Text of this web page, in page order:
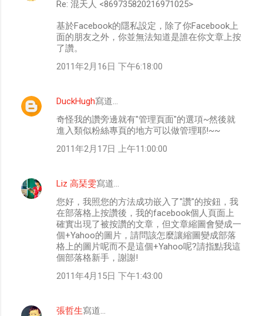
Re: 混天人 <869735820216971025>
基於Facebook的隱私設定，除了你Facebook上
面的朋友之外，你並無法知道是誰在你文章上按
了讚。
2011年2月16日 下午6:18:00
DuckHugh寫道…
奇怪我的讚旁邊就有"管理頁面"的選項~然後就
進入類似粉絲專頁的地方可以做管理耶!~~
2011年2月17日 上午11:00:00
Liz 高琹雯寫道…
您好，我照您的方法成功嵌入了"讚"的按鈕，我
在部落格上按讚後，我的facebook個人頁面上
確實出現了被按讚的文章，但文章縮圖會變成一
個+Yahoo的圖片，請問該怎麼讓縮圖變成部落
格上的圖片呢而不是這個+Yahoo呢?請指點我這
個部落格新手，謝謝!
2011年4月15日 下午1:43:00
張哲生寫道…